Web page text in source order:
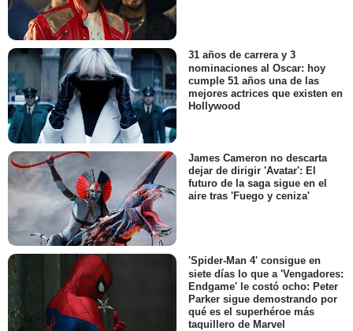
31 años de carrera y 3
nominaciones al Oscar: hoy
cumple 51 años una de las
mejores actrices que existen en
Hollywood
James Cameron no descarta
dejar de dirigir 'Avatar': El
futuro de la saga sigue en el
aire tras 'Fuego y ceniza'
'Spider-Man 4' consigue en
siete días lo que a 'Vengadores:
Endgame' le costó ocho: Peter
Parker sigue demostrando por
qué es el superhéroe más
taquillero de Marvel